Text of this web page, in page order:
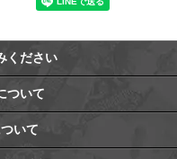
ください
ついて
いて